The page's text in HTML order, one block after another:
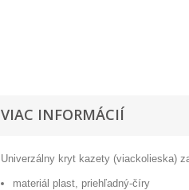
VIAC INFORMÁCIÍ
Univerzálny kryt kazety (viackolieska)
materiál plast, priehľadný-číry